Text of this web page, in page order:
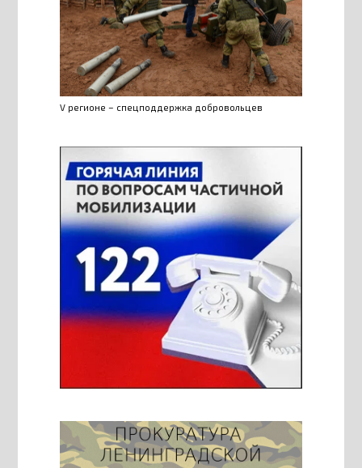
V регионе – спецподдержка добровольцев